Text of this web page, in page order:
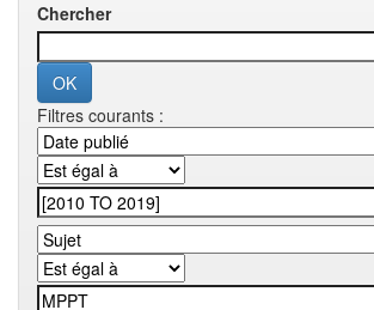
Chercher
Filtres courants :